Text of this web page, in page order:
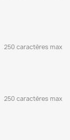
250 caractères max
250 caractères max